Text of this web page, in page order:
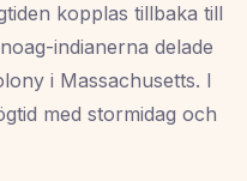
kopplas tillbaka till
indianerna delade
i Massachusetts. I
med stormidag och